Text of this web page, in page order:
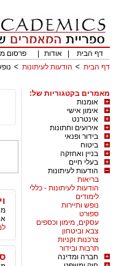
דף הבית
אודות פרסום
דף הבית
הודעות לעיתונות
מאמרים בקטגוריות של:
אומנות
אימון אישי
אינטרנט
אירועים וחתונות
בידור ופנאי
ביטוח
בניין ואחזקה
בעלי חיים
הודעות לעיתונות
בריאות
הודעות לעיתונות - כללי
לימודים
נופש ותיירות
ספורט
עסקים, מימון וכספים
צבא וביטחון
צרכנות וקניות
תרבות ובידור
חברה ומדינה